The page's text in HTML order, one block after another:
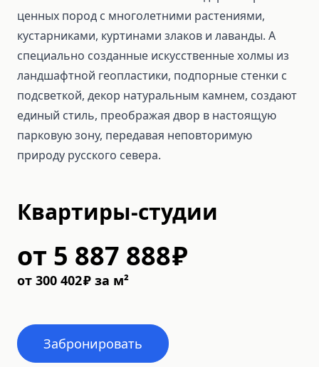
ценных пород с многолетними растениями,
кустарниками, куртинами злаков и лаванды. А
специально созданные искусственные холмы из
ландшафтной геопластики, подпорные стенки с
подсветкой, декор натуральным камнем, создают
единый стиль, преображая двор в настоящую
парковую зону, передавая неповторимую
природу русского севера.
Квартиры-студии
от 5 887 888₽
от 300 402₽ за м²
Забронировать